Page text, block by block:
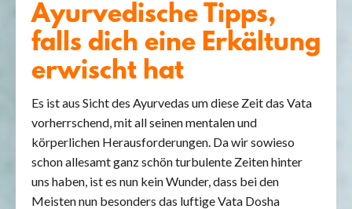
Ayurvedische Tipps,
falls dich eine Erkältung
erwischt hat
Es ist aus Sicht des Ayurvedas um diese Zeit das Vata
vorherrschend, mit all seinen mentalen und
körperlichen Herausforderungen. Da wir sowieso
schon allesamt ganz schön turbulente Zeiten hinter
uns haben, ist es nun kein Wunder, dass bei den
Meisten nun besonders das luftige Vata Dosha